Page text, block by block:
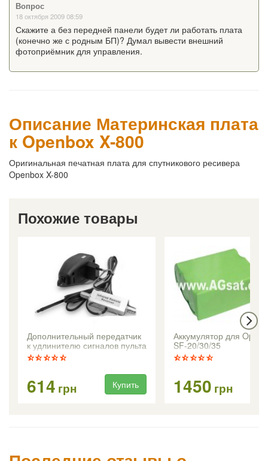
Вопрос
18 октября 2009 08:59
Скажите а без передней панели будет ли работать плата
(конечно же с родным БП)? Думал вывести внешний
фотоприёмник для управления.
Описание Материнская плата
к Openbox X-800
Оригинальная печатная плата для спутникового ресивера
Openbox X-800
Похожие товары
Дополнительный передатчик
к удлинителю сигналов пульта
д/у по кабелю
614 грн Купить
Аккумулятор для
SF-20/30/35
1450 грн